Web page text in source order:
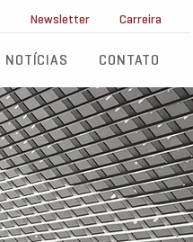
Newsletter Carreira
NOTÍCIAS CONTATO